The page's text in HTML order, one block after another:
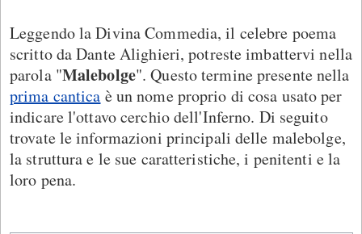
Leggendo la Divina Commedia, il celebre poema
scritto da Dante Alighieri, potreste imbattervi nella
parola "Malebolge". Questo termine presente nella
prima cantica è un nome proprio di cosa usato per
indicare l'ottavo cerchio dell'Inferno. Di seguito
trovate le informazioni principali delle malebolge,
la struttura e le sue caratteristiche, i penitenti e la
loro pena.